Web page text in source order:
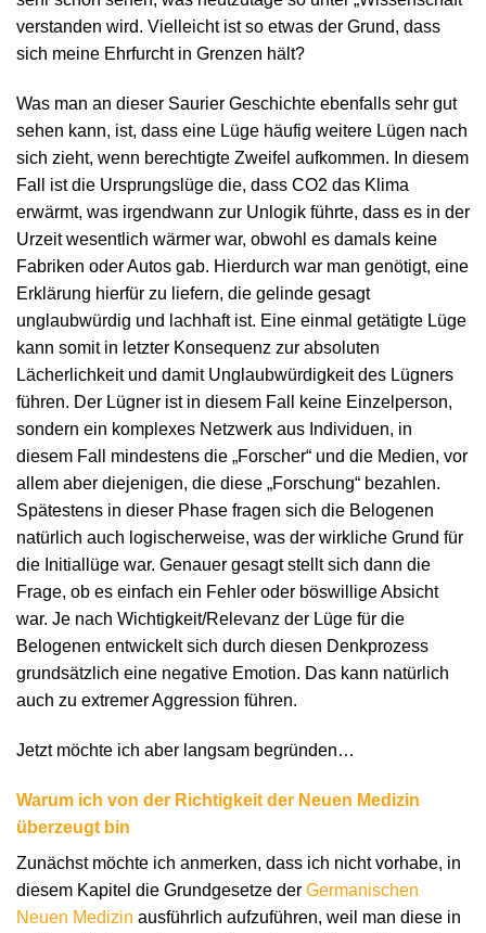
verstanden wird. Vielleicht ist so etwas der Grund, dass
sich meine Ehrfurcht in Grenzen hält?
Was man an dieser Saurier Geschichte ebenfalls sehr gut
sehen kann, ist, dass eine Lüge häufig weitere Lügen nach
sich zieht, wenn berechtigte Zweifel aufkommen. In diesem
Fall ist die Ursprungslüge die, dass CO2 das Klima
erwärmt, was irgendwann zur Unlogik führte, dass es in der
Urzeit wesentlich wärmer war, obwohl es damals keine
Fabriken oder Autos gab. Hierdurch war man genötigt, eine
Erklärung hierfür zu liefern, die gelinde gesagt
unglaubwürdig und lachhaft ist. Eine einmal getätigte Lüge
kann somit in letzter Konsequenz zur absoluten
Lächerlichkeit und damit Unglaubwürdigkeit des Lügners
führen. Der Lügner ist in diesem Fall keine Einzelperson,
sondern ein komplexes Netzwerk aus Individuen, in
diesem Fall mindestens die „Forscher“ und die Medien, vor
allem aber diejenigen, die diese „Forschung“ bezahlen.
Spätestens in dieser Phase fragen sich die Belogenen
natürlich auch logischerweise, was der wirkliche Grund für
die Initiallüge war. Genauer gesagt stellt sich dann die
Frage, ob es einfach ein Fehler oder böswillige Absicht
war. Je nach Wichtigkeit/Relevanz der Lüge für die
Belogenen entwickelt sich durch diesen Denkprozess
grundsätzlich eine negative Emotion. Das kann natürlich
auch zu extremer Aggression führen.
Jetzt möchte ich aber langsam begründen…
Warum ich von der Richtigkeit der Neuen Medizin
überzeugt bin
Zunächst möchte ich anmerken, dass ich nicht vorhabe, in
diesem Kapitel die Grundgesetze der Germanischen
Neuen Medizin ausführlich aufzuführen, weil man diese in